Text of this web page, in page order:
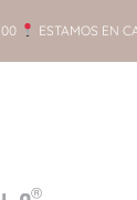
ESTAMOS EN